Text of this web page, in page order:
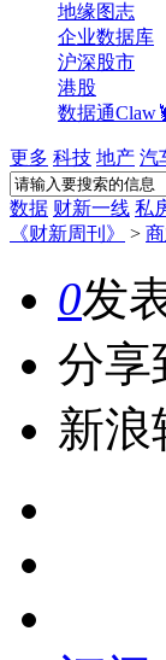
地缘图志
企业数据库
沪深股市
港股
数据通
更多 科技 地产 汽
数据 财新一线 私
《财新周刊》
>
0发
分享
新浪